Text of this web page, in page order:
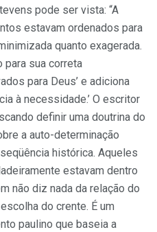
pode ser vista: “A
estavam ordenados para
quanto exagerada.
para sua correta
para Deus’ e adiciona
à necessidade.’ O escritor
definir uma doutrina do
a auto-determinação
histórica. Aqueles
estavam dentro
não diz nada da relação do
do crente. É um
paulino que baseia a